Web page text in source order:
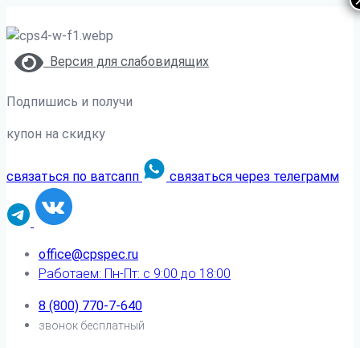
Версия для слабовидящих
Подпишись и получи
купон на скидку
связаться по ватсапп связаться через телеграмм
office@cpspec.ru
Работаем: Пн-Пт: с 9:00 до 18:00
8 (800) 770-7-640
звонок бесплатный